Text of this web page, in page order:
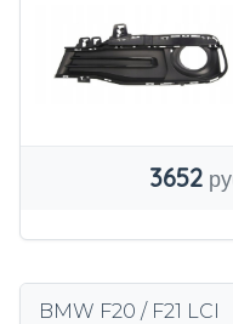
3652
BMW F20 / F21 LCI